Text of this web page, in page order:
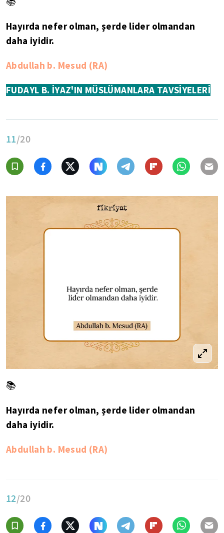
Hayırda nefer olman, şerde lider olmandan
daha iyidir.
Abdullah b. Mesud (RA)
FUDAYL B. İYAZ'IN MÜSLÜMANLARA TAVSİYELERİ
11/20
📚
Hayırda nefer olman, şerde lider olmandan
daha iyidir.
Abdullah b. Mesud (RA)
12/20